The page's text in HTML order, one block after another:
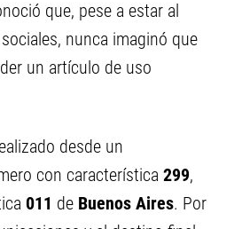
que, pese a estar al
nunca imaginó que
un artículo de uso
desde un
con característica 299,
011 de Buenos Aires. Por